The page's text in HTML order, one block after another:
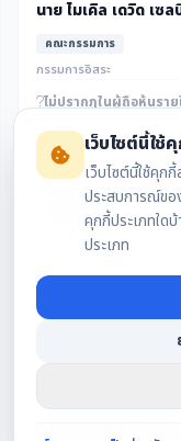
นาย ไมเคิล เดวิด เซล
คณะกรรมการ
กรรมการอิสระ
ไม่ปรากฎในผู้ถือหุ้นรา
นาย วิรไท สันติประภพ
คณะกรรมการ
กรรมการอิสระ · กรรมการต
ตำแหน่งในบริษัทอื่น (5)
BDMS : กรรมการอิส
UVAN : กรรมการอิสร
เว็บไซต์นี้ใช้
เว็บไซต์นี้ใช้คุก
ประสบการณ์ขอ
คุกกี้ประเภทใด
ประเภท